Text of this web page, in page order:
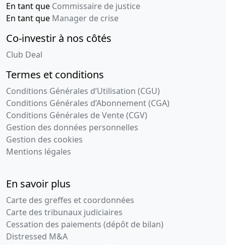
En tant que Commissaire de justice
En tant que Manager de crise
Co-investir à nos côtés
Club Deal
Termes et conditions
Conditions Générales d’Utilisation (CGU)
Conditions Générales d’Abonnement (CGA)
Conditions Générales de Vente (CGV)
Gestion des données personnelles
Gestion des cookies
Mentions légales
En savoir plus
Carte des greffes et coordonnées
Carte des tribunaux judiciaires
Cessation des paiements (dépôt de bilan)
Distressed M&A